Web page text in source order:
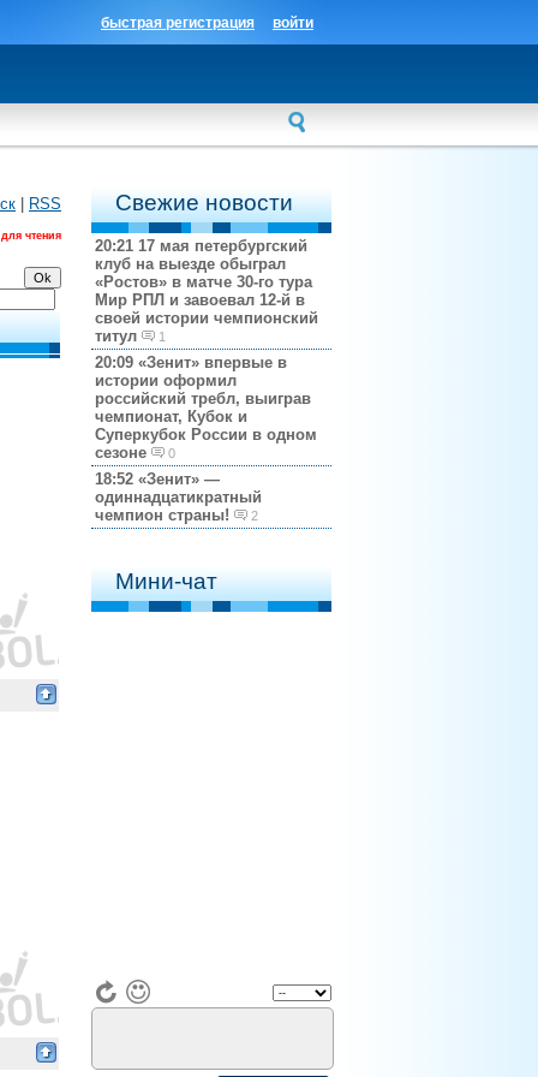
войти
быстрая регистрация
Свежие новости
20:21 17 мая петербургский
клуб на выезде обыграл
«Ростов» в матче 30-го тура
Мир РПЛ и завоевал 12-й в
своей истории чемпионский
титул
1
20:09 «Зенит» впервые в
истории оформил
российский требл, выиграв
чемпионат, Кубок и
Суперкубок России в одном
сезоне
0
18:52 «Зенит» —
одиннадцатикратный
чемпион страны!
2
Мини-чат
RSS
чтения